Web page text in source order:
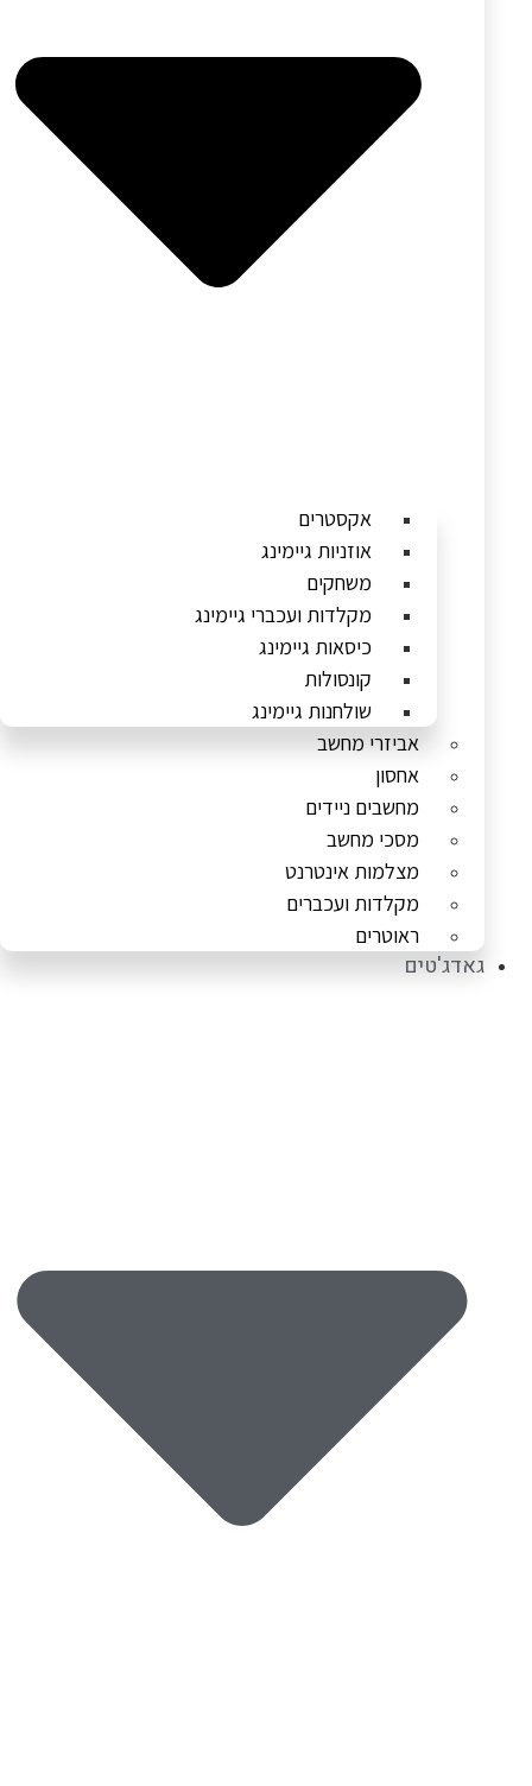
אקסטרים
אוזניות גיימינג
משחקים
מקלדות ועכברי גיימינג
כיסאות גיימינג
קונסולות
שולחנות גיימינג
אביזרי מחשב
אחסון
מחשבים ניידים
מסכי מחשב
מצלמות אינטרנט
מקלדות ועכברים
ראוטרים
גאדג'טים